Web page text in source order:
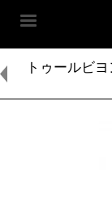
トゥールビ